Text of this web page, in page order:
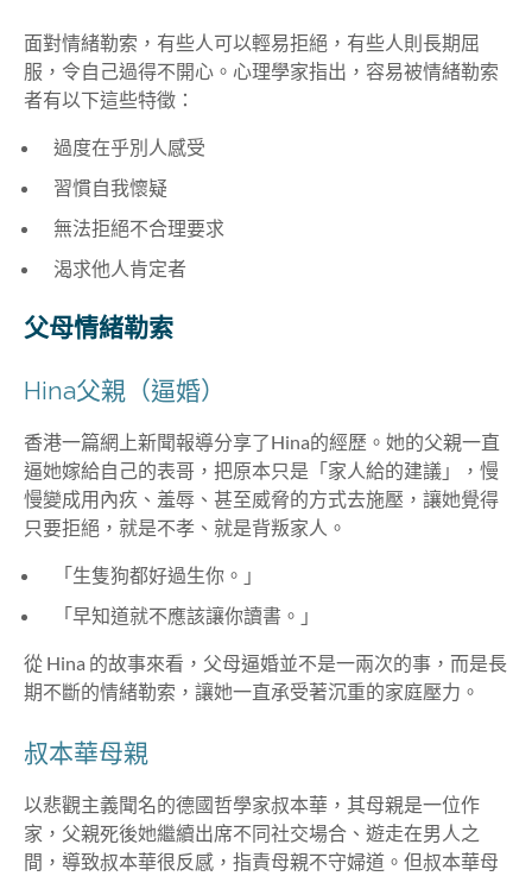
面對情緒勒索，有些人可以輕易拒絕，有些人則長期屈
服，令自己過得不開心。心理學家指出，容易被情緒勒索
者有以下這些特徵：
過度在乎別人感受
習慣自我懷疑
無法拒絕不合理要求
渴求他人肯定者
父母情緒勒索
Hina父親（逼婚）
香港一篇網上新聞報導分享了Hina的經歷。她的父親一直
逼她嫁給自己的表哥，把原本只是「家人給的建議」，慢
慢變成用內疚、羞辱、甚至威脅的方式去施壓，讓她覺得
只要拒絕，就是不孝、就是背叛家人。
「生隻狗都好過生你。」
「早知道就不應該讓你讀書。」
從 Hina 的故事來看，父母逼婚並不是一兩次的事，而是長
期不斷的情緒勒索，讓她一直承受著沉重的家庭壓力。
叔本華母親
以悲觀主義聞名的德國哲學家叔本華，其母親是一位作
家，父親死後她繼續出席不同社交場合、遊走在男人之
間，導致叔本華很反感，指責母親不守婦道。但叔本華母